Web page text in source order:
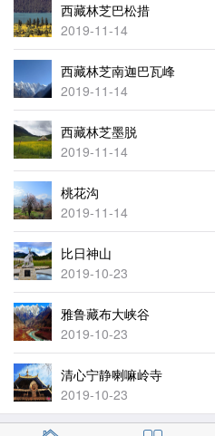
西藏林芝巴松措
2019-11-14
西藏林芝南迦巴瓦峰
2019-11-14
西藏林芝墨脱
2019-11-14
桃花沟
2019-11-14
比日神山
2019-10-23
雅鲁藏布大峡谷
2019-10-23
清心宁静喇嘛岭寺
2019-10-23